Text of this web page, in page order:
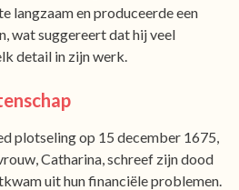
langzaam en produceerde een
wat suggereert dat hij veel
detail in zijn werk.
plotseling op 15 december 1675,
Catharina, schreef zijn dood
uit hun financiële problemen.